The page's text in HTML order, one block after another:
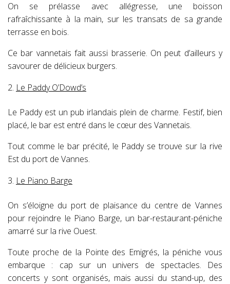
On se prélasse avec allégresse, une boisson
rafraîchissante à la main, sur les transats de sa grande
terrasse en bois.
Ce bar vannetais fait aussi brasserie. On peut d’ailleurs y
savourer de délicieux burgers.
Le Paddy O’Dowd’s
Le Paddy est un pub irlandais plein de charme. Festif, bien
placé, le bar est entré dans le cœur des Vannetais.
Tout comme le bar précité, le Paddy se trouve sur la rive
Est du port de Vannes.
Le Piano Barge
On s’éloigne du port de plaisance du centre de Vannes
pour rejoindre le Piano Barge, un bar-restaurant-péniche
amarré sur la rive Ouest.
Toute proche de la Pointe des Emigrés, la péniche vous
embarque : cap sur un univers de spectacles. Des
concerts y sont organisés, mais aussi du stand-up, des